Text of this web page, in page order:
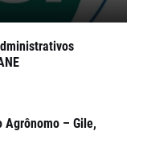
Agrônomo – Gile,